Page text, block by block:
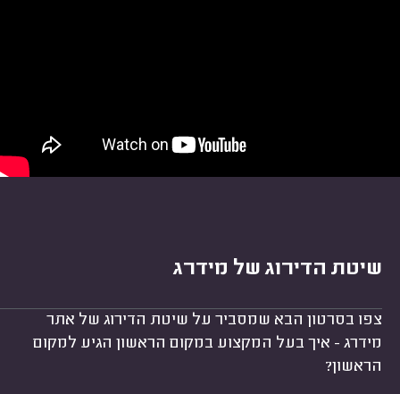
שיטת הדירוג של מידרג
צפו בסרטון הבא שמסביר על שיטת הדירוג של אתר
מידרג - איך בעל המקצוע במקום הראשון הגיע למקום
הראשון?